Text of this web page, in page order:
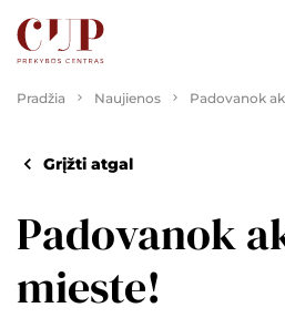
Pradžia Naujienos Padovanok
Grįžti atgal
Padovanok
mieste!